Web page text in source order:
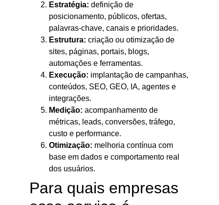
Estratégia: definição de
posicionamento, públicos, ofertas,
palavras-chave, canais e prioridades.
Estrutura: criação ou otimização de
sites, páginas, portais, blogs,
automações e ferramentas.
Execução: implantação de campanhas,
conteúdos, SEO, GEO, IA, agentes e
integrações.
Medição: acompanhamento de
métricas, leads, conversões, tráfego,
custo e performance.
Otimização: melhoria contínua com
base em dados e comportamento real
dos usuários.
Para quais empresas